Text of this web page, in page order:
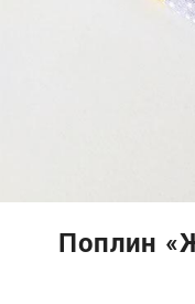
Поплин